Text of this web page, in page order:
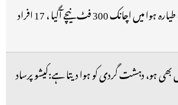
ایئر انڈیا کا طیارہ ہوا میں اچانک 300 فٹ نیچے آگیا ، 17 افراد
بھی ہو، دہشت گردی کو ہوا دیتا ہے:کیشو پرساد